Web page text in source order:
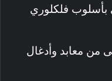
فلكلوري
من معابد وأدغال